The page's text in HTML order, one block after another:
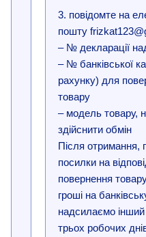
3. повідомте на
пошту
– № декларації
– № банківської
рахунку) для
товару
– модель товару,
здійснити обмін
Після отримання,
посилки на
повернення
гроші на
надсилаємо
трьох робочих